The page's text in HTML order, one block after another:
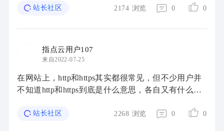
IP地址不直观，而且用户记忆十分不方便，于 ...
站长社区 2174 浏览 0 0
指点云用户107
来自2022-07-25
在网站上，http和https其实都很常见，但不少用户并
不知道http和https到底是什么意思，各自又有什么区
别。 HTTP、HTTPS是什么？ HTTP（Hypert ...
站长社区 2268 浏览 0 0